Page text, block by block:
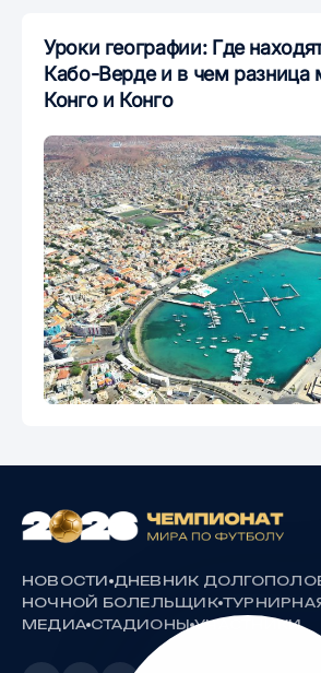
Уроки географии: Где
Кабо-Верде и в чем
Конго и Конго
НОВОСТИ ДНЕВНИК
НОЧНОЙ БОЛЕЛЬЩИК
МЕДИА СТАДИОНЫ УЧАСТНИКИ